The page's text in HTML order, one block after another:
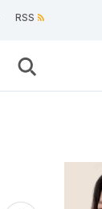
RSS